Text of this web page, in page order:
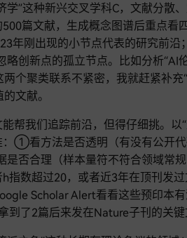
学”这种新兴交叉学科C，文献分散
500篇文献，生成概念图谱后重点
年刚出现的小节点代表的研究前
创新点的孤立节点。比如分析“AI
两个聚类联系不紧密，我就赶紧补
文献。
帮我们追踪前沿，但得仔细挑。以
：①看方法是否透明（有没有公开
否合理（样本量符不符合领域常
指数超过20，或者近3年在顶刊发
Scholar Alert看看这些预印本
到了2篇后来发在Nature子刊的关键